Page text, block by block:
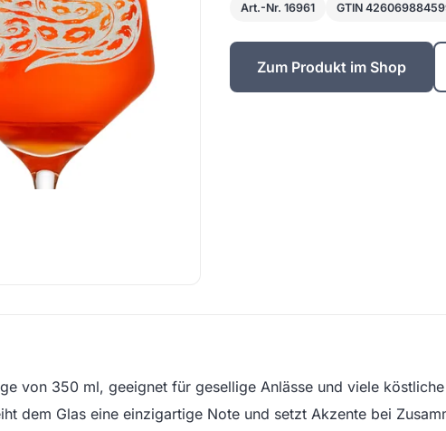
Art.-Nr. 16961 GTIN
Zum Produkt im Shop
von 350 ml, geeignet für gesellige Anlässe und viele
dem Glas eine einzigartige Note und setzt Akzente bei